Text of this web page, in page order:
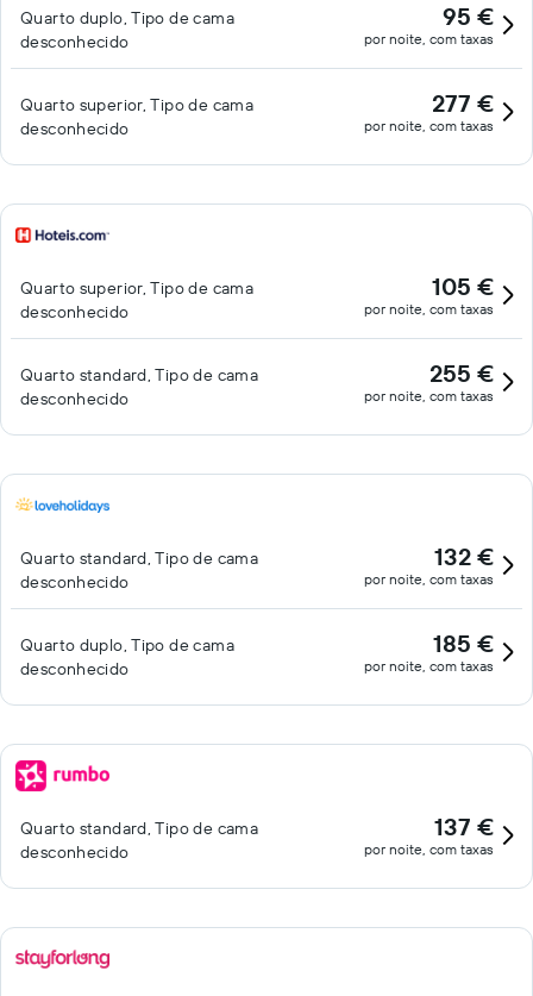
Quarto duplo, Tipo de cama
desconhecido
95 €
por noite, com taxas
Quarto superior, Tipo de cama
desconhecido
277 €
por noite, com taxas
Quarto superior, Tipo de cama
desconhecido
105 €
por noite, com taxas
Quarto standard, Tipo de cama
desconhecido
255 €
por noite, com taxas
Quarto standard, Tipo de cama
desconhecido
132 €
por noite, com taxas
Quarto duplo, Tipo de cama
desconhecido
185 €
por noite, com taxas
Quarto standard, Tipo de cama
desconhecido
137 €
por noite, com taxas